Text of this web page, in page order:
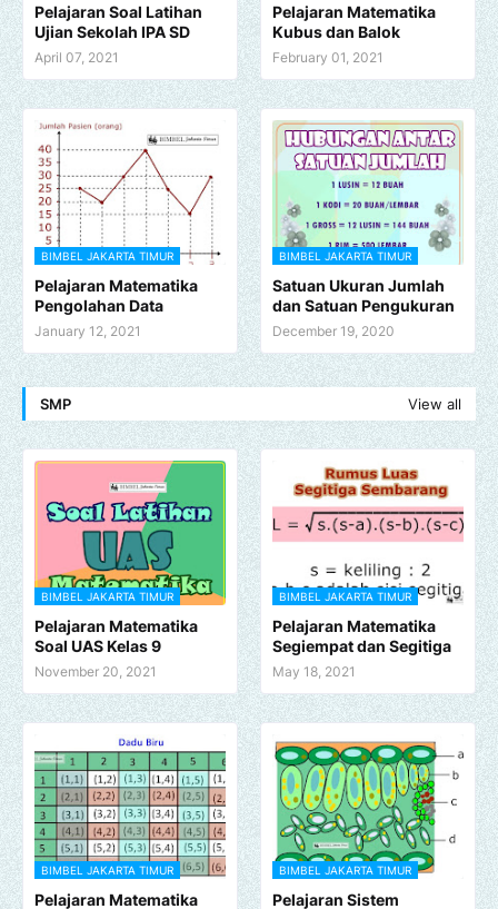
Pelajaran Soal Latihan
Ujian Sekolah IPA SD
April 07, 2021
Pelajaran Matematika
Kubus dan Balok
February 01, 2021
BIMBEL JAKARTA TIMUR
Pelajaran Matematika
Pengolahan Data
January 12, 2021
BIMBEL JAKARTA TIMUR
Satuan Ukuran Jumlah
dan Satuan Pengukuran
December 19, 2020
SMP View all
BIMBEL JAKARTA TIMUR
Pelajaran Matematika
Soal UAS Kelas 9
November 20, 2021
BIMBEL JAKARTA TIMUR
Pelajaran Matematika
Segiempat dan Segitiga
May 18, 2021
BIMBEL JAKARTA TIMUR
Pelajaran Matematika
BIMBEL JAKARTA TIMUR
Pelajaran Sistem